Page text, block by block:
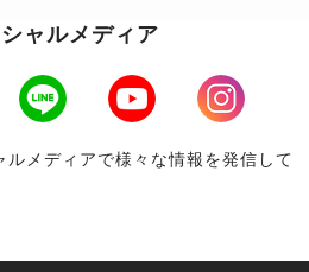
ャルメディア
LINE Youtube
Instagram
メディアで様々な情報を発信して